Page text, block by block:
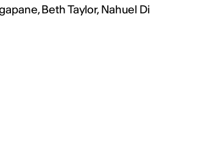
Beth Taylor, Nahuel Di